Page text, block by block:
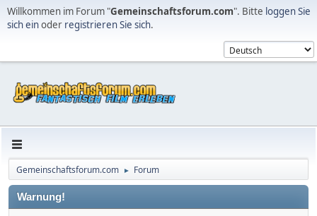
Willkommen im Forum "Gemeinschaftsforum.com". Bitte loggen Sie
sich einoder registrieren Sie sich.
Gemeinschaftsforum.com ► Forum
Warnung!